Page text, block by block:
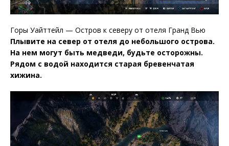
Горы Уайттейл — Остров к северу от отеля Гранд Вью
Плывите на север от отеля до небольшого острова.
На нем могут быть медведи, будьте осторожны.
Рядом с водой находится старая бревенчатая
хижина.